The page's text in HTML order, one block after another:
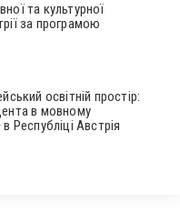
та культурної
за програмою
освітній простір:
в мовному
Республіці Австрія